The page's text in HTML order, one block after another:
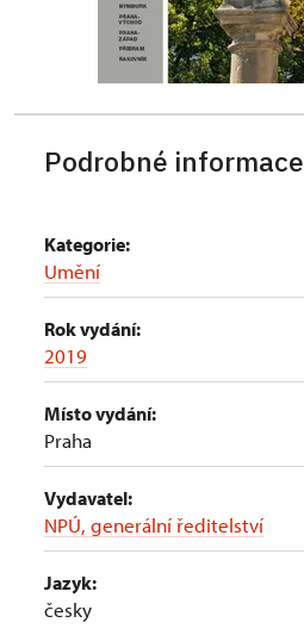
Podrobné informace
Kategorie:
Umění
Rok vydání:
2019
Místo vydání:
Praha
Vydavatel:
NPÚ, generální ředitelství
Jazyk:
česky